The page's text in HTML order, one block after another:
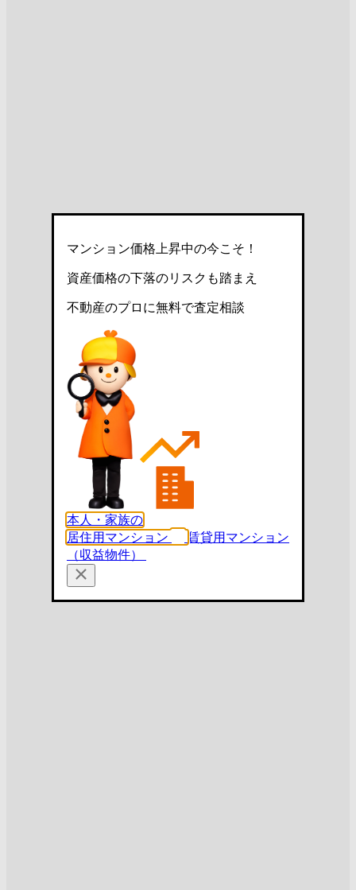
マンション価格上昇中の今こそ！
資産価格の下落のリスクも踏まえ
不動産のプロに無料で査定相談
本人・家族の
居住用マンション
賃貸用マンション
（収益物件）